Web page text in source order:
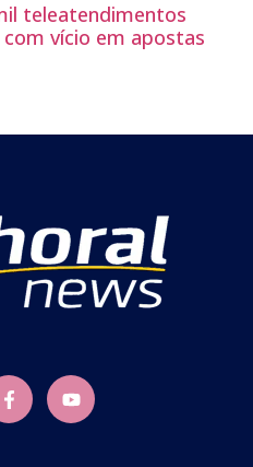
teleatendimentos
vício em apostas